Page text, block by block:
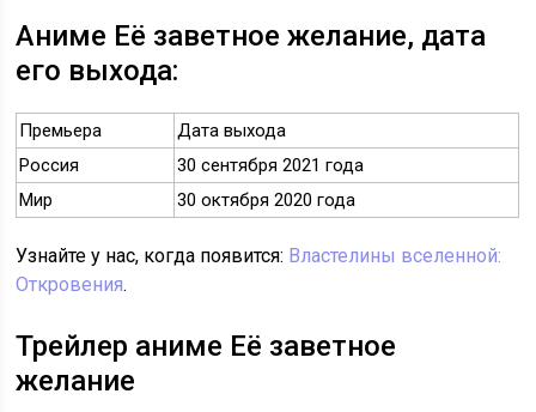
Аниме Её заветное желание, дата
его выхода:
Премьера
Дата выхода
Россия
30 сентября 2021 года
Мир
30 октября 2020 года
Узнайте у нас, когда появится: Властелины вселенной:
Откровения.
Трейлер аниме Её заветное
желание